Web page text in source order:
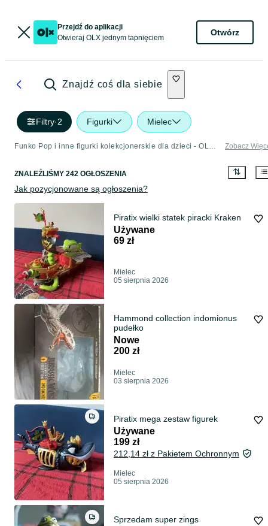
Przejdź do aplikacji
Otwieraj OLX jednym tapnięciem
Otwórz
Znajdź coś dla siebie
Filtry·2 Figurki Mielec
Funko Pop i inne figurki kolekcjonerskie dla dzieci - OLX.pl Zobacz
ZNALEŹLIŚMY 242 OGŁOSZENIA
Jak pozycjonowane są ogłoszenia?
Piratix wielki statek piracki Kraken
Używane
69 zł
Mielec
05 sierpnia 2026
Hammond collection indomionus
pudełko
Nowe
200 zł
Mielec
03 sierpnia 2026
Piratix mega zestaw figurek
Używane
199 zł
212,14 zł z Pakietem Ochronnym
Mielec
05 sierpnia 2026
Sprzedam super zings